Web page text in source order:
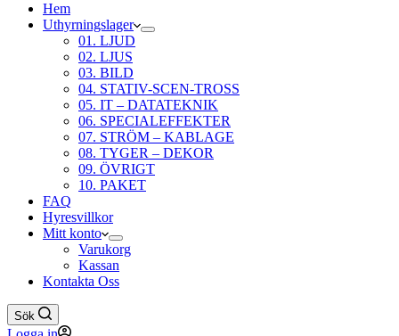
Hem
Uthyrningslager
01. LJUD
02. LJUS
03. BILD
04. STATIV-SCEN-TROSS
05. IT – DATATEKNIK
06. SPECIALEFFEKTER
07. STRÖM – KABLAGE
08. TYGER – DEKOR
09. ÖVRIGT
10. PAKET
FAQ
Hyresvillkor
Mitt konto
Varukorg
Kassan
Kontakta Oss
Sök